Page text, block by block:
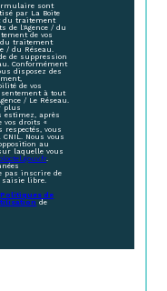
sont
par La Boite
du traitement
de l'Agence / du
de vos
du traitement
/ du Réseau.
de suppression
Conformément
disposez des
de vos
à tout
/ Le Réseau.
plus
estimez, après
vos droits «
vous
Nous vous
au
laquelle vous
.
pas inscrire de
saisie libre.
Politiques de
de